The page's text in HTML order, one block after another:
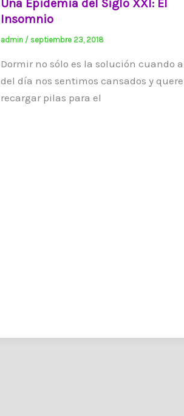
Una Epidemia del Siglo XXI: El
Insomnio
admin / septiembre 23, 2018
Dormir no sólo es la solución cuando
del día nos sentimos cansados y
recargar pilas para el